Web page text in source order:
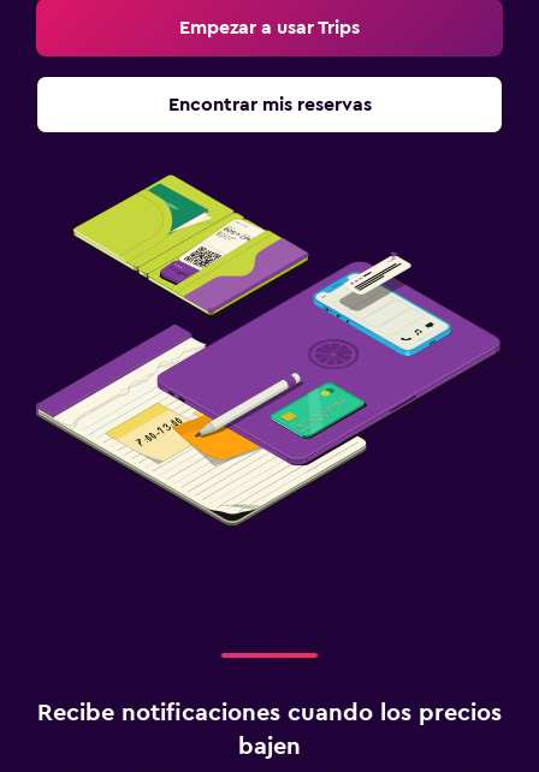
Empezar a usar Trips
Encontrar mis reservas
Recibe notificaciones cuando los precios
bajen